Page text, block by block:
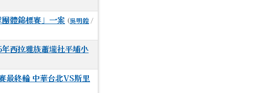
體錦標賽」一案 (吳明鍠 /
西拉雅族蕭壠社平埔小
最終輪 中華台北VS斯里